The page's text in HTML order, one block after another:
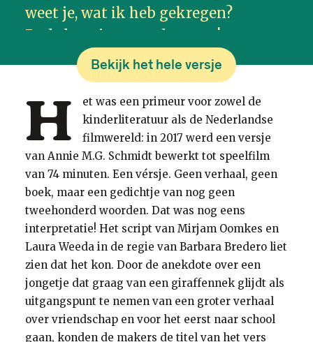
weet je, wat ik heb gekregen?
Rode laarsjes voor de regen!
’t Is toch niet waar, zei de giraf,
Dikkertje, Dikkertje, ik sta paf.
O Giraf, zei Dikkertje Dap,
’k moet je nog veel meer vertellen:
Ik kan al drie letters spellen:
a b c, is dat niet knap?
Ik kan ook al bijna rekenen!
Ik kan mooie poppetjes tekenen!
Lieve deugd, zei de giraf.
Kerel, kerel, ik sta paf.
Zeg, Giraf, zei Dikkertje Dap,
Bekijk het hele versje
H
et was een primeur voor zowel de
kinderliteratuur als de Nederlandse
filmwereld: in 2017 werd een versje
van Annie M.G. Schmidt bewerkt tot speelfilm
van 74 minuten. Een vérsje. Geen verhaal, geen
boek, maar een gedichtje van nog geen
tweehonderd woorden. Dat was nog eens
interpretatie! Het script van Mirjam Oomkes en
Laura Weeda in de regie van Barbara Bredero liet
zien dat het kon. Door de anekdote over een
jongetje dat graag van een giraffennek glijdt als
uitgangspunt te nemen van een groter verhaal
over vriendschap en voor het eerst naar school
gaan, konden de makers de titel van het vers